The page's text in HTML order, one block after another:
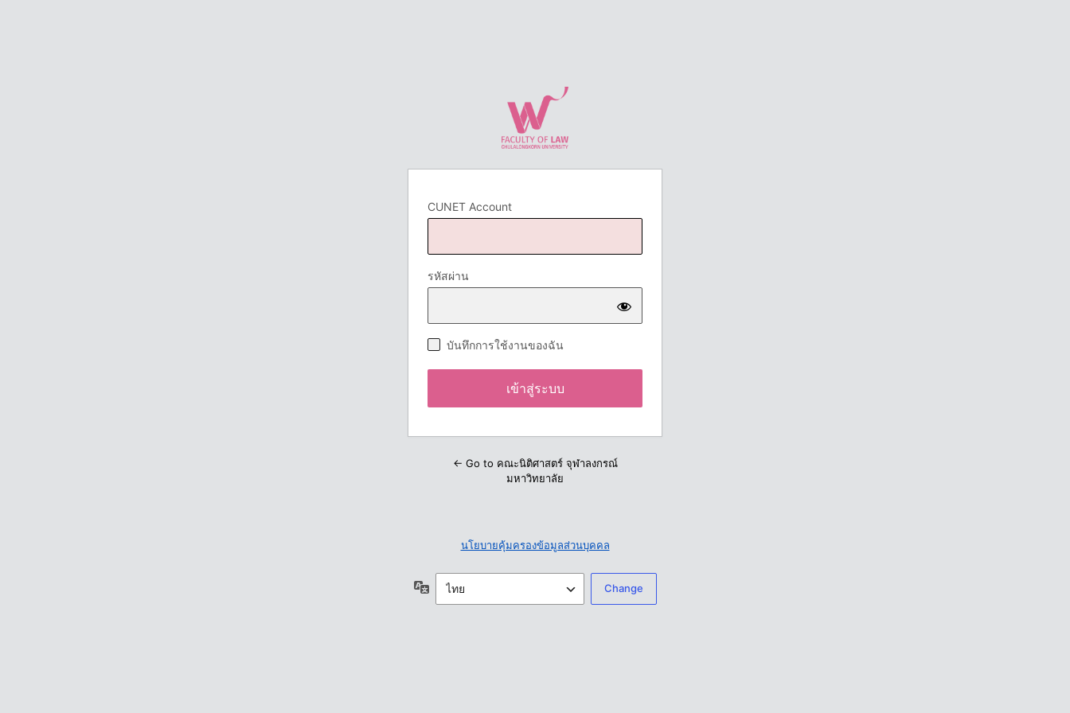
CUNET Account
รหัสผ่าน
บันทึกการใช้งานของฉัน
← Go to คณะนิติศาสตร์ จุฬาลงกรณ์
มหาวิทยาลัย
นโยบายคุ้มครองข้อมูลส่วนบุคคล
ภาษา